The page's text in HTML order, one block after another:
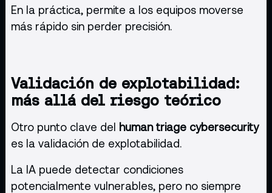
En la práctica, permite a los equipos moverse
más rápido sin perder precisión.
Validación de explotabilidad:
más allá del riesgo teórico
Otro punto clave del human triage cybersecurity
es la validación de explotabilidad.
La IA puede detectar condiciones
potencialmente vulnerables, pero no siempre